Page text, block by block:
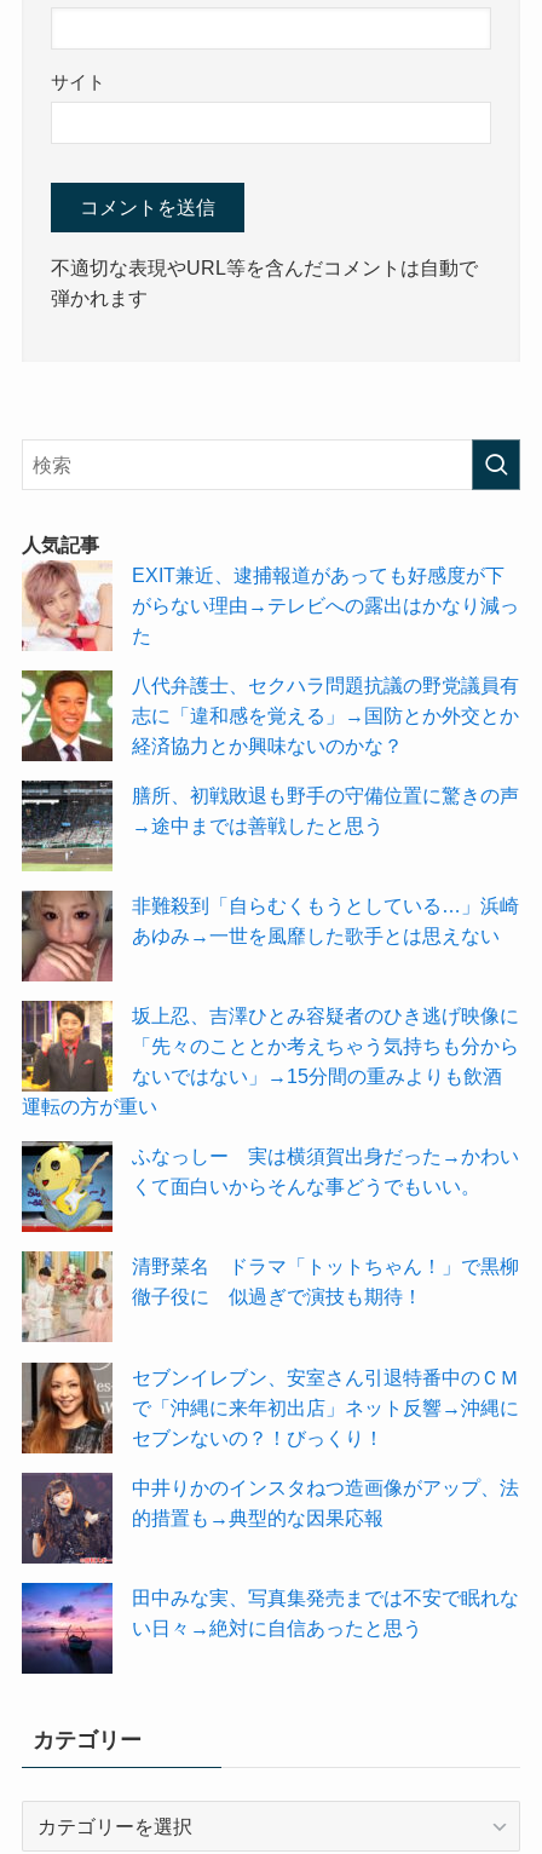
サイト
不適切な表現やURL等を含んだコメントは自動で
弾かれます
人気記事
EXIT兼近、逮捕報道があっても好感度が下
がらない理由→テレビへの露出はかなり減っ
た
八代弁護士、セクハラ問題抗議の野党議員有
志に「違和感を覚える」→国防とか外交とか
経済協力とか興味ないのかな？
膳所、初戦敗退も野手の守備位置に驚きの声
→途中までは善戦したと思う
非難殺到「自らむくもうとしている…」浜崎
あゆみ→一世を風靡した歌手とは思えない
坂上忍、吉澤ひとみ容疑者のひき逃げ映像に
「先々のこととか考えちゃう気持ちも分から
ないではない」→15分間の重みよりも飲酒
運転の方が重い
ふなっしー 実は横須賀出身だった→かわい
くて面白いからそんな事どうでもいい。
清野菜名 ドラマ「トットちゃん！」で黒柳
徹子役に 似過ぎで演技も期待！
セブンイレブン、安室さん引退特番中のＣＭ
で「沖縄に来年初出店」ネット反響→沖縄に
セブンないの？！びっくり！
中井りかのインスタねつ造画像がアップ、法
的措置も→典型的な因果応報
田中みな実、写真集発売までは不安で眠れな
い日々→絶対に自信あったと思う
カテゴリー